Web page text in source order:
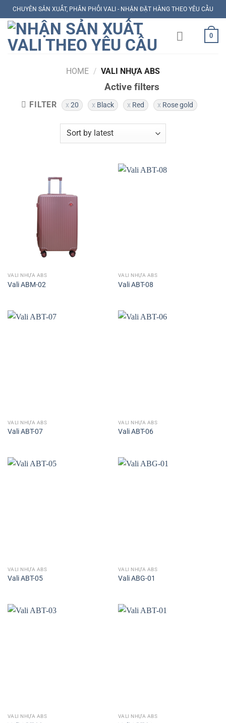
Skip
to
content
CHUYÊN SẢN XUẤT, PHÂN PHỐI VALI - NHẬN ĐẶT HÀNG THEO YÊU CẦU
0
HOME / VALI NHỰA ABS
FILTER
Active filters
20 Black Red Rose gold
VALI NHỰA ABS
Vali ABM-02
VALI NHỰA ABS
Vali ABT-08
VALI NHỰA ABS
Vali ABT-07
VALI NHỰA ABS
Vali ABT-06
VALI NHỰA ABS
Vali ABT-05
VALI NHỰA ABS
Vali ABG-01
VALI NHỰA ABS VALI NHỰA ABS